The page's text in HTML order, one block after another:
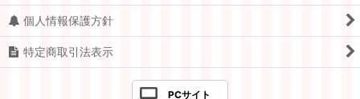
個人情報保護方針
特定商取引法表示
PCサイト